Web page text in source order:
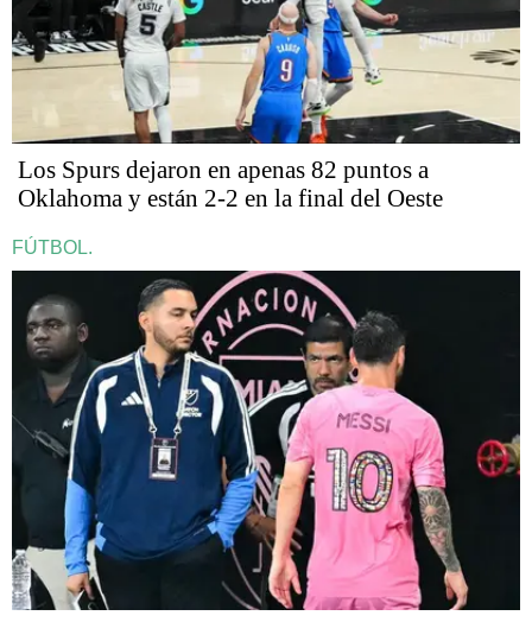
Los Spurs dejaron en apenas 82 puntos a
Oklahoma y están 2-2 en la final del Oeste
FÚTBOL.